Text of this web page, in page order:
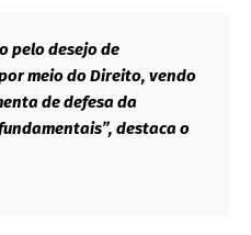
pelo desejo de
meio do Direito, vendo
de defesa da
destaca o